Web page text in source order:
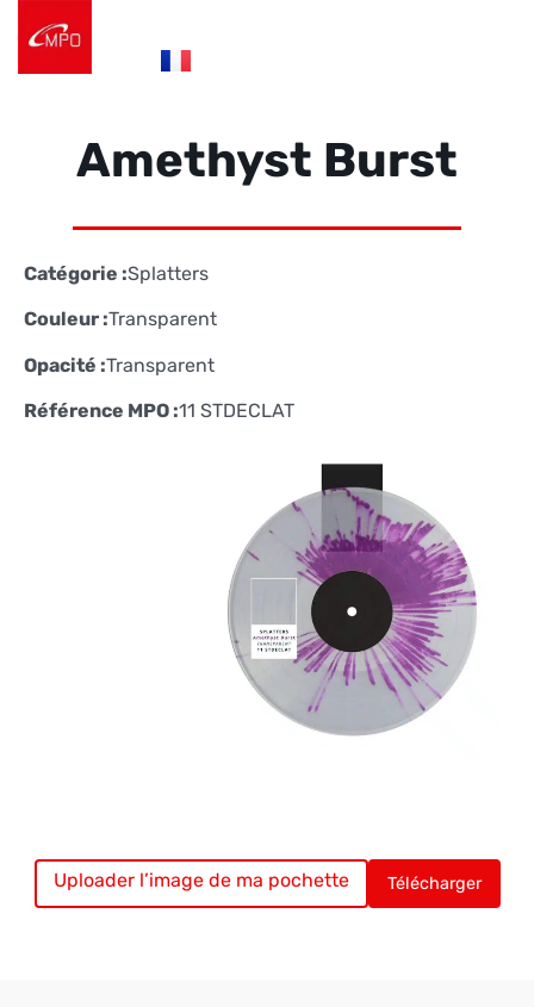
Amethyst Burst
Catégorie :Splatters
Couleur :Transparent
Opacité :Transparent
Référence MPO :11 STDECLAT
Vinyle chargé. Uploadez votre pochette.
Uploader l’image de ma pochette Télécharger